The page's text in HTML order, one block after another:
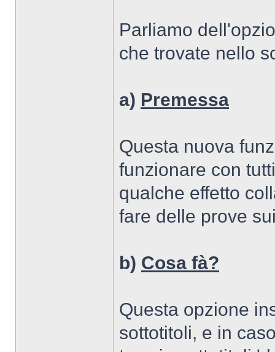
Parliamo
che trovate nello
a) Premessa
Questa nuova
funzionare con
qualche effetto
fare delle prove
b) Cosa fà?
Questa opzione
sottotitoli, e in